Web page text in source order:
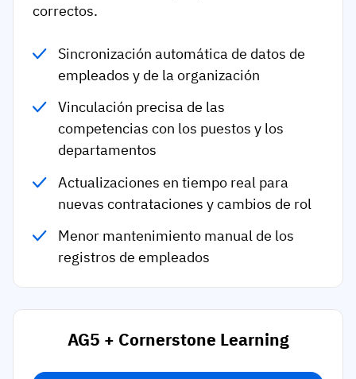
correctos.
Sincronización automática de datos de
empleados y de la organización
Vinculación precisa de las
competencias con los puestos y los
departamentos
Actualizaciones en tiempo real para
nuevas contrataciones y cambios de rol
Menor mantenimiento manual de los
registros de empleados
AG5 + Cornerstone Learning